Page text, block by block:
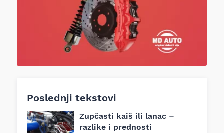
Poslednji tekstovi
Zupčasti kaiš ili lanac –
razlike i prednosti